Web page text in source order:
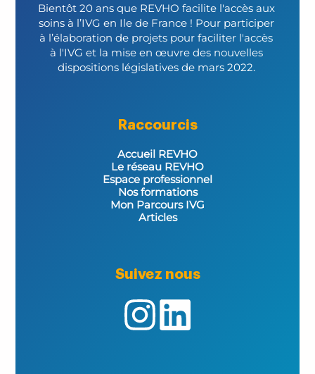
Bientôt 20 ans que REVHO facilite l'accès aux
soins à l’IVG en Ile de France ! Pour participer
à l’élaboration de projets pour faciliter l'accès
à l'IVG et la mise en œuvre des nouvelles
dispositions législatives de mars 2022.
Raccourcis
Accueil REVHO
Le réseau REVHO
Espace professionnel
Nos formations
Mon Parcours IVG
Articles
Suivez nous